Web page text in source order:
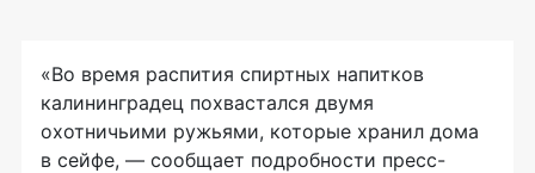
«Во время распития спиртных напитков
калининградец похвастался двумя
охотничьими ружьями, которые хранил дома
в сейфе, — сообщает подробности пресс-